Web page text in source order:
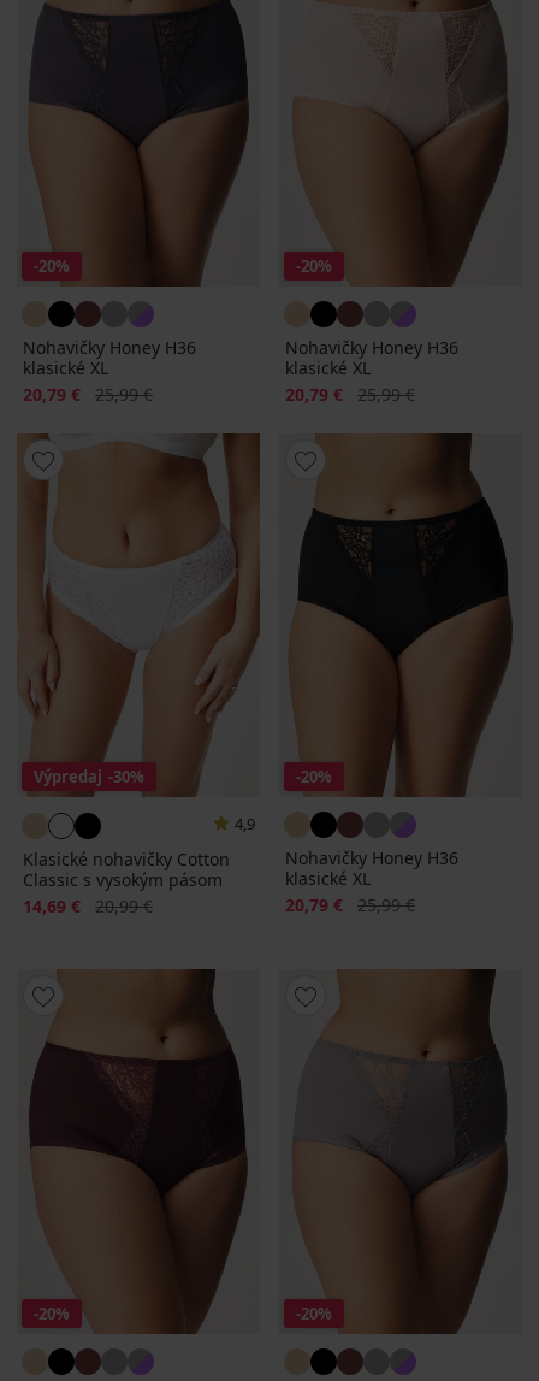
-20%
Nohavičky Honey H36
klasické XL
Zľava
20,79 € Pôvodná cena
25,99 €
-20%
Nohavičky Honey H36
klasické XL
Zľava
20,79 € Pôvodná cena
25,99 €
Výpredaj -30%
4,9
Klasické nohavičky Cotton
Classic s vysokým pásom
Zľava
14,69 € Pôvodná cena
20,99 €
-20%
Nohavičky Honey H36
klasické XL
Zľava
20,79 € Pôvodná cena
25,99 €
-20% -20%